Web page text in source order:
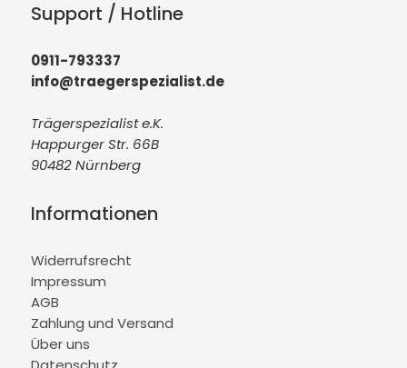
Support / Hotline
0911-793337
info@traegerspezialist.de
Trägerspezialist e.K.
Happurger Str. 66B
90482 Nürnberg
Informationen
Widerrufsrecht
Impressum
AGB
Zahlung und Versand
Über uns